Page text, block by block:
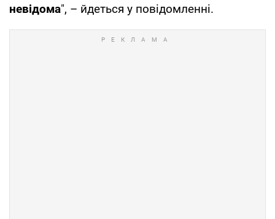
невідома", – йдеться у повідомленні.